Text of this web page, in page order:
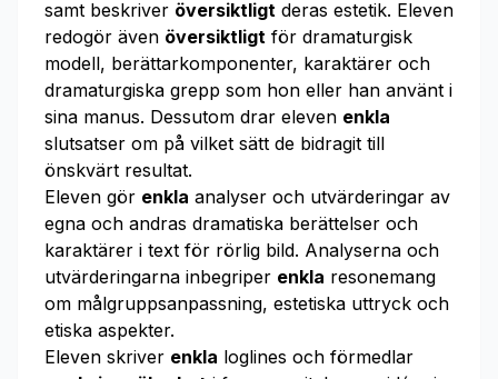
samt beskriver översiktligt deras estetik. Eleven
redogör även översiktligt för dramaturgisk
modell, berättarkomponenter, karaktärer och
dramaturgiska grepp som hon eller han använt i
sina manus. Dessutom drar eleven enkla
slutsatser om på vilket sätt de bidragit till
önskvärt resultat.
Eleven gör enkla analyser och utvärderingar av
egna och andras dramatiska berättelser och
karaktärer i text för rörlig bild. Analyserna och
utvärderingarna inbegriper enkla resonemang
om målgruppsanpassning, estetiska uttryck och
etiska aspekter.
Eleven skriver enkla loglines och förmedlar